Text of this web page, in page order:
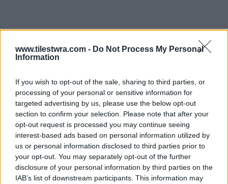
www.tilestwra.com - Do Not Process My Personal
Information
If you wish to opt-out of the sale, sharing to third parties, or
processing of your personal or sensitive information for
targeted advertising by us, please use the below opt-out
section to confirm your selection. Please note that after your
opt-out request is processed you may continue seeing
interest-based ads based on personal information utilized by
us or personal information disclosed to third parties prior to
your opt-out. You may separately opt-out of the further
disclosure of your personal information by third parties on the
IAB’s list of downstream participants. This information may